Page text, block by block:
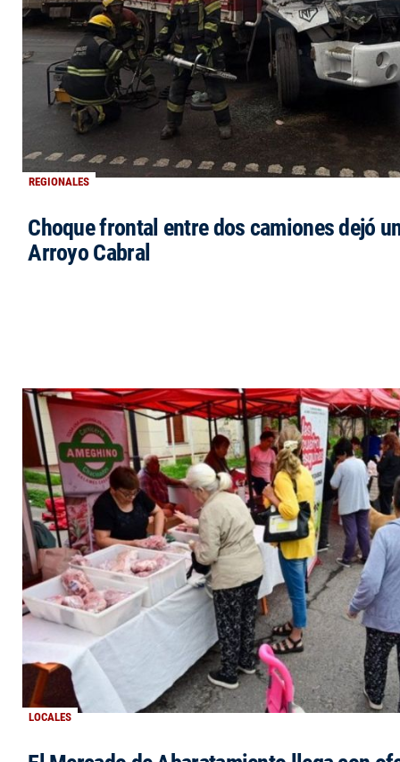
REGIONALES
Choque frontal entre dos camiones dejó
Arroyo Cabral
LOCALES